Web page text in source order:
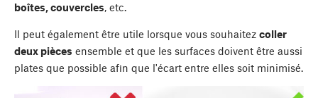
boîtes, couvercles, etc.
Il peut également être utile lorsque vous souhaitez coller
deux pièces ensemble et que les surfaces doivent être aussi
plates que possible afin que l'écart entre elles soit minimisé.